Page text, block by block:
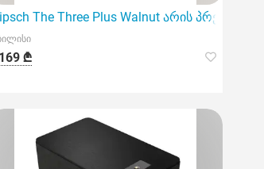
Hdbw1400Rp-Z-2712-S3 არის მაღალი
The Three Plus Walnut არის პრემიუმ
₾